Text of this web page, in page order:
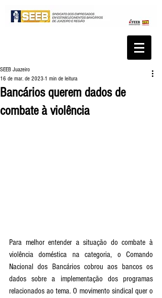
Bancários querem dados de
combate à violência
SEEB Juazeiro
16 de mar. de 2023 1 min de leitura
Para melhor entender a situação do combate à
violência doméstica na categoria, o Comando
Nacional dos Bancários cobrou aos bancos os
dados sobre a implementação dos programas
relacionados ao tema. O movimento sindical quer o